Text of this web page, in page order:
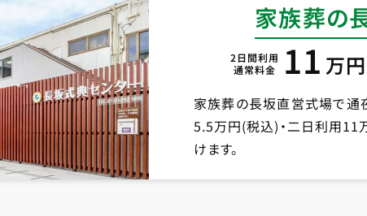
家族葬の
2日間利用
通常料金
11 万円
家族葬の長坂直営式場で通
5.5万円(税込)・二日利用11
けます。